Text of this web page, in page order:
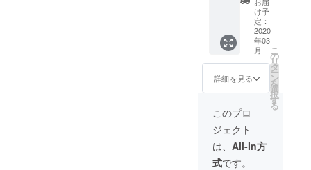
200円
42％OF
限定 ・
送料込
み・税
込価格
【プロ
ジェク
ト終了
後176，
200円に
なりま
す】
け予
定：
2020
年03
月
詳細を見る
こ
の
リ
タ
ー
ン
を
選
択
す
る
このプロ
ジェクト
は、 All-In方
式です。